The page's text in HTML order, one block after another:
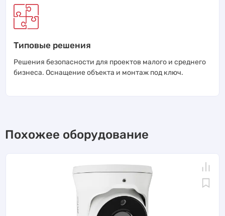
Типовые решения
Решения безопасности для проектов малого и среднего
бизнеса. Оснащение объекта и монтаж под ключ.
Похожее оборудование